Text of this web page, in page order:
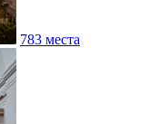
783 места